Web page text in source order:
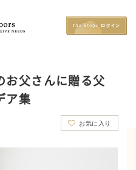
お父さんに贈る父
ア集
お気に入り